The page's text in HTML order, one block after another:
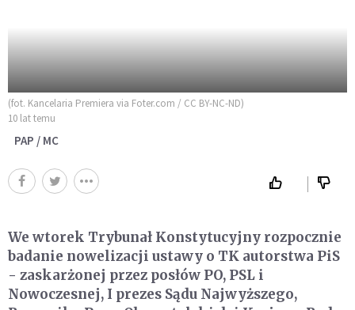
(fot. Kancelaria Premiera via Foter.com / CC BY-NC-ND)
10 lat temu
PAP / MC
We wtorek Trybunał Konstytucyjny rozpocznie
badanie nowelizacji ustawy o TK autorstwa PiS
- zaskarżonej przez posłów PO, PSL i
Nowoczesnej, I prezes Sądu Najwyższego,